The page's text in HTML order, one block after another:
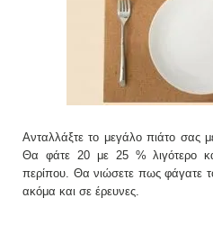
Ανταλλάξτε το μεγάλο πιάτο σας
Θα φάτε 20 με 25 % λιγότερο
περίπου. Θα νιώσετε πως φάγατε
ακόμα και σε έρευνες.